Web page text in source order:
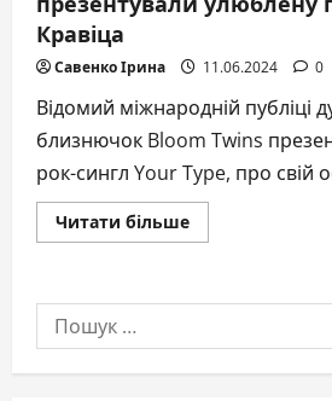
Кравіца
Савенко Ірина 11.06.2024 0
Відомий міжнародній публіці
близнючок Bloom Twins
рок-сингл Your Type, про свій
Читати більшеДокладніше
про
Bloom
улюблену
пісню
Пошук: